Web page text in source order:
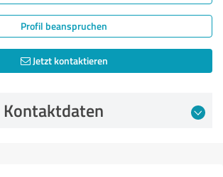
Profil beanspruchen
Jetzt kontaktieren
Kontaktdaten